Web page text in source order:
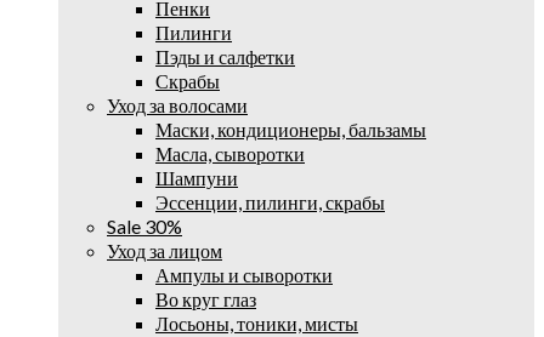
Пенки
Пилинги
Пэды и салфетки
Скрабы
Уход за волосами
Маски, кондиционеры, бальзамы
Масла, сыворотки
Шампуни
Эссенции, пилинги, скрабы
Sale 30%
Уход за лицом
Ампулы и сыворотки
Во круг глаз
Лосьоны, тоники, мисты